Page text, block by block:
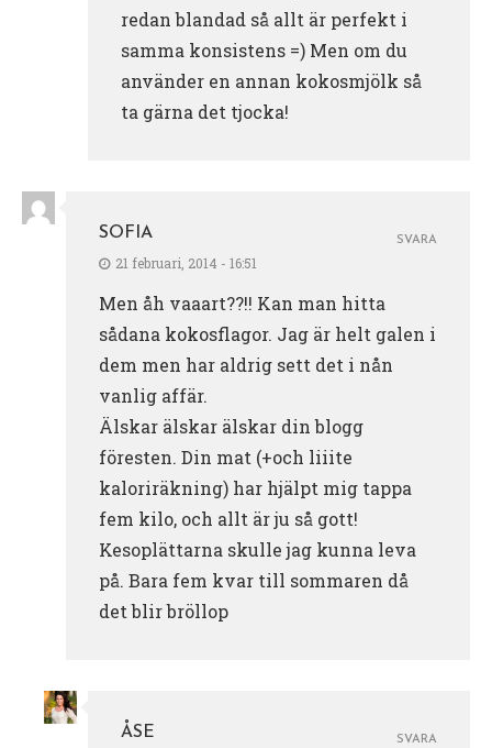
redan blandad så allt är perfekt i
samma konsistens =) Men om du
använder en annan kokosmjölk så
ta gärna det tjocka!
SOFIA
21 februari, 2014 - 16:51
Men åh vaaart??!! Kan man hitta
sådana kokosflagor. Jag är helt galen i
dem men har aldrig sett det i nån
vanlig affär.
Älskar älskar älskar din blogg
föresten. Din mat (+och liiite
kaloriräkning) har hjälpt mig tappa
fem kilo, och allt är ju så gott!
Kesoplättarna skulle jag kunna leva
på. Bara fem kvar till sommaren då
det blir bröllop
SVARA
ÅSE
SVARA